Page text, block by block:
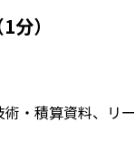
）
・積算資料、リー